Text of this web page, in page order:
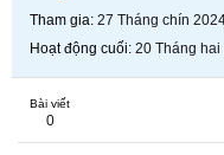
Tham gia 27 Tháng chín
Hoạt động cuối 20 Tháng hai
Bài viết
0